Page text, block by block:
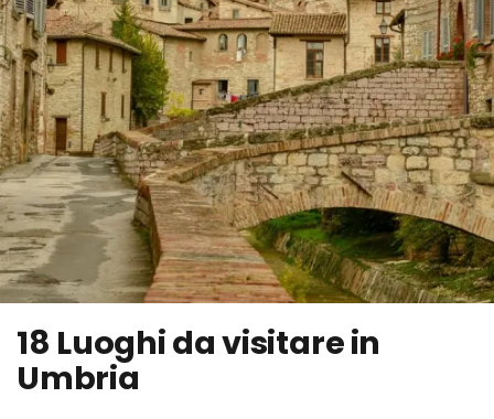
18 Luoghi da visitare in
Umbria